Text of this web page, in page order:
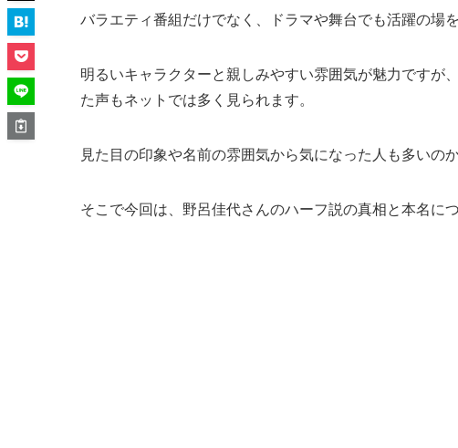
バラエティ番組だけでなく、ドラマや舞台でも活躍の場
明るいキャラクターと親しみやすい雰囲気が魅力ですが
た声もネットでは多く見られます。
見た目の印象や名前の雰囲気から気になった人も多いの
そこで今回は、野呂佳代さんのハーフ説の真相と本名に